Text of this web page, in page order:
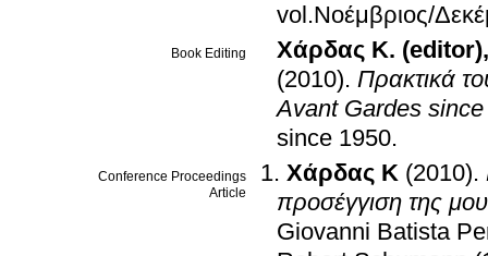
vol.Νοέμβριος/
Book Editing Χάρδας Κ. (editor)
(2010). Πρακτικά
Avant Gardes
since 1950.
Conference Proceedings
Article
Χάρδας Κ (2010).
προσέγγιση της
Giovanni Batista